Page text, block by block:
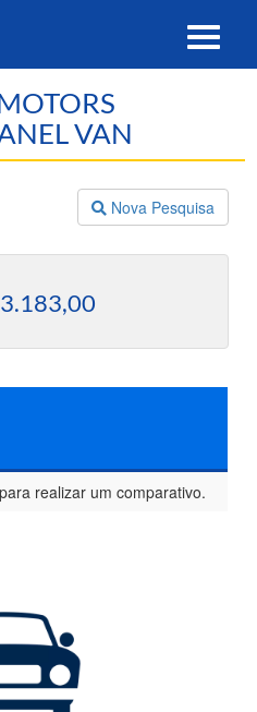
Toggle
VAN
Nova Pesquisa
realizar um comparativo.